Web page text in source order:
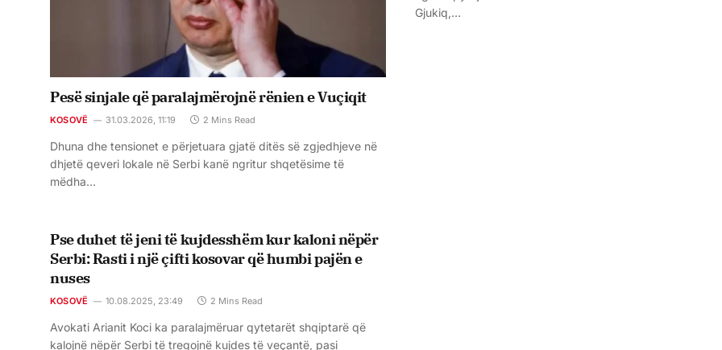
Pesë sinjale që paralajmërojnë rënien e Vuçiqit
KOSOVË 31.03.2026, 11:19 2 Mins Read
Dhuna dhe tensionet e përjetuara gjatë ditës së zgjedhjeve në
dhjetë qeveri lokale në Serbi kanë ngritur shqetësime të
mëdha…
Gjukiq,…
Pse duhet të jeni të kujdesshëm kur kaloni nëpër
Serbi: Rasti i një çifti kosovar që humbi pajën e
nuses
KOSOVË 10.08.2025, 23:49 2 Mins Read
Avokati Arianit Koci ka paralajmëruar qytetarët shqiptarë që
kalojnë nëpër Serbi të tregojnë kujdes të veçantë, pasi